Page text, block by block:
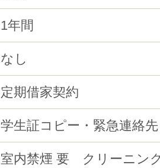
1年間
なし
定期借家契約
学生証コピー・緊急連絡先
室内禁煙 要 クリーニン